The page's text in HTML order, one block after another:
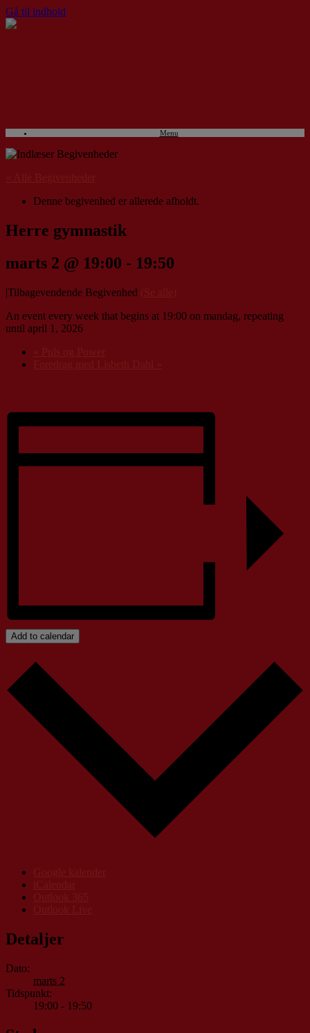
Gå til indhold
Menu
Denne begivenhed er allerede afholdt.
Herre gymnastik
marts 2 @ 19:00 - 19:50
|Tilbagevendende Begivenhed
An event every week that begins at 19:00 on mandag, repeating
until april 1, 2026
Add to calendar
Detaljer
Dato:
marts 2
Tidspunkt:
19:00 - 19:50